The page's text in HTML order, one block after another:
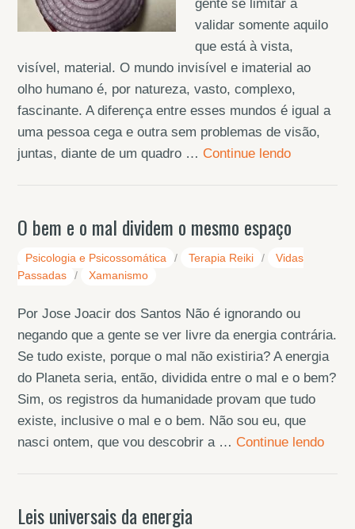
gente se limitar a
validar somente aquilo
que está à vista,
visível, material. O mundo invisível e imaterial ao
olho humano é, por natureza, vasto, complexo,
fascinante. A diferença entre esses mundos é igual a
uma pessoa cega e outra sem problemas de visão,
juntas, diante de um quadro … Continue lendo
O bem e o mal dividem o mesmo espaço
Psicologia e Psicossomática / Terapia Reiki /
Vidas
Passadas
/ Xamanismo
Por Jose Joacir dos Santos Não é ignorando ou
negando que a gente se ver livre da energia contrária.
Se tudo existe, porque o mal não existiria? A energia
do Planeta seria, então, dividida entre o mal e o bem?
Sim, os registros da humanidade provam que tudo
existe, inclusive o mal e o bem. Não sou eu, que
nasci ontem, que vou descobrir a … Continue lendo
Leis universais da energia